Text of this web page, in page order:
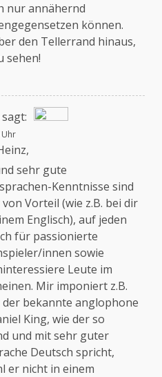
nur annähernd
können.
den Tellerrand hinaus,
sehen!
sagt:
Abzeichen!
Uhr
sehr gute
Kenntnisse sind
Vorteil (wie z.B. bei dir
Englisch), auf jeden
für passionierte
innen sowie
Leute im
Mir imponiert z.B.
der bekannte anglophone
King, wie der so
und mit sehr guter
Deutsch spricht,
er nicht in einem